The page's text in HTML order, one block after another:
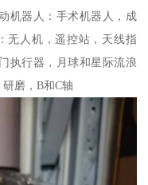
机器人：手术机器人，成
无人机，遥控站，天线指
执行器，月球和星际流浪
磨，B和C轴